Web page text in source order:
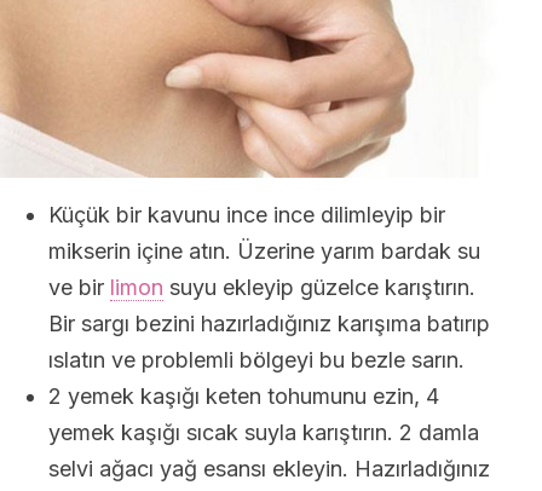
Küçük bir kavunu ince ince dilimleyip bir
mikserin içine atın. Üzerine yarım bardak su
ve bir limon suyu ekleyip güzelce karıştırın.
Bir sargı bezini hazırladığınız karışıma batırıp
ıslatın ve problemli bölgeyi bu bezle sarın.
2 yemek kaşığı keten tohumunu ezin, 4
yemek kaşığı sıcak suyla karıştırın. 2 damla
selvi ağacı yağ esansı ekleyin. Hazırladığınız